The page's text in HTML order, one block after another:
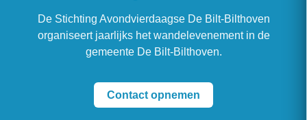
De Stichting Avondvierdaagse De Bilt-Bilthoven
organiseert jaarlijks het wandelevenement in de
gemeente De Bilt-Bilthoven.
Contact opnemen